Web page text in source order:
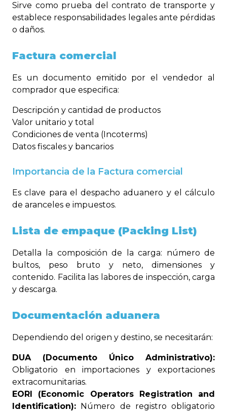
Sirve como prueba del contrato de transporte y
establece responsabilidades legales ante pérdidas
o daños.
Factura comercial
Es un documento emitido por el vendedor al
comprador que especifica:
Descripción y cantidad de productos
Valor unitario y total
Condiciones de venta (Incoterms)
Datos fiscales y bancarios
Importancia de la Factura comercial
Es clave para el despacho aduanero y el cálculo
de aranceles e impuestos.
Lista de empaque (Packing List)
Detalla la composición de la carga: número de
bultos, peso bruto y neto, dimensiones y
contenido. Facilita las labores de inspección, carga
y descarga.
Documentación aduanera
Dependiendo del origen y destino, se necesitarán:
DUA(Documento Único Administrativo):
Obligatorio en importaciones y exportaciones
extracomunitarias.
EORI (Economic Operators Registration and
Identification): Número de registro obligatorio